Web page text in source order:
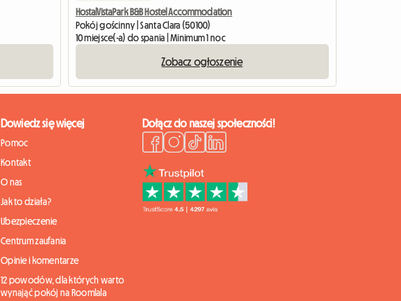
HostalVistaPark B&B Hostel Accommodation
Pokój gościnny | Santa Clara (50100)
10 miejsce(-a) do spania | Minimum 1 noc
Zobacz ogłoszenie
Dowiedz się więcej
Pomoc
Kontakt
O nas
Jak to działa?
Ubezpieczenie
Centrum zaufania
Opinie i komentarze
12 powodów, dla których warto
wynająć pokój na Roomlala
Dołącz do naszej społeczności!